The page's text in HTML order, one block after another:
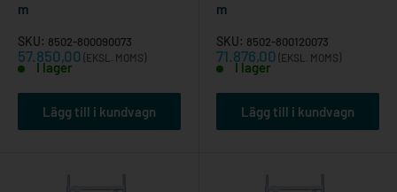
m
SKU: 8502-800090073
Reapris
57.850,00 (EKSL. MOMS)
I lager
Lägg till i kundvagn
m
SKU: 8502-800120073
Reapris
71.876,00 (EKSL. MOMS)
I lager
Lägg till i kundvagn